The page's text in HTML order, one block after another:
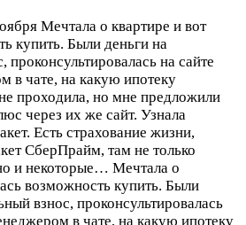
Мечтала о квартире и вот
купить. Были деньги на
проконсультировалась на сайте
в чате, на какую ипотеку
проходила, но мне предложили
через их же сайт. Узнала
Есть страхование жизни,
СберПрайм, там не только
и некоторые… Мечтала о
возможность купить. Были
взнос, проконсультировалась
в чате, на какую ипотеку